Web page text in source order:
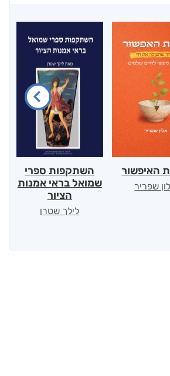
האיפשור
שפריר
השתקפות ספרי
שמואל בראי אמנות
הציור
לילך שטרן